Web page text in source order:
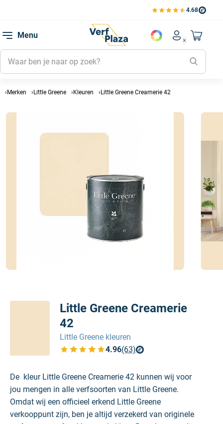
4.68
Bekijk de verfplaza
Menu
Account
Mijn
Mijn
Mijn
Naar
Merken Little Greene Kleuren Little Greene Creamerie 42
Little Greene Creamerie
42
Little Greene kleuren
4.96(63)
Bekijk de verfplaza beoordelingen
De kleur Little Greene Creamerie 42 kunnen wij voor
jou mengen in alle verfsoorten van Little Greene.
Omdat wij een officieel erkend Little Greene
verkooppunt zijn, ben je altijd verzekerd van originele